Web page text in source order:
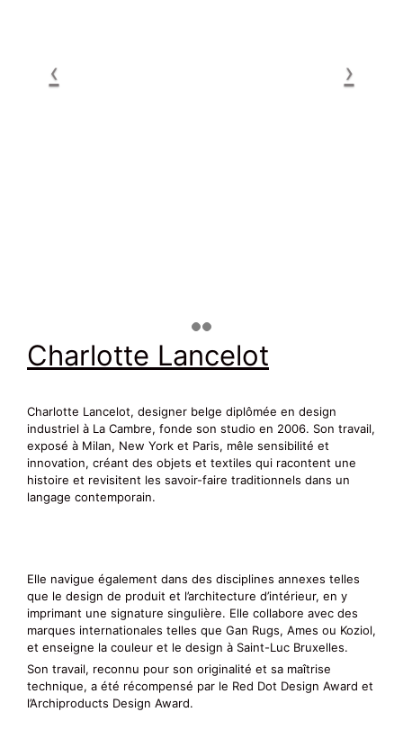
Charlotte Lancelot
Charlotte Lancelot, designer belge diplômée en design
industriel à La Cambre, fonde son studio en 2006. Son travail,
exposé à Milan, New York et Paris, mêle sensibilité et
innovation, créant des objets et textiles qui racontent une
histoire et revisitent les savoir-faire traditionnels dans un
langage contemporain.
Elle navigue également dans des disciplines annexes telles
que le design de produit et l’architecture d’intérieur, en y
imprimant une signature singulière. Elle collabore avec des
marques internationales telles que Gan Rugs, Ames ou Koziol,
et enseigne la couleur et le design à Saint-Luc Bruxelles.
Son travail, reconnu pour son originalité et sa maîtrise
technique, a été récompensé par le Red Dot Design Award et
l’Archiproducts Design Award.